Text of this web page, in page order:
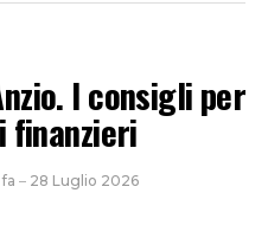
I consigli per
finanzieri
– 28 Luglio 2026